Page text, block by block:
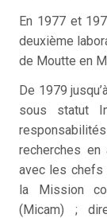
En 1977 et
deuxième
de Moutte en
De 1979
sous statut
recherches en
avec les chefs
la Mission
(Micam) ;